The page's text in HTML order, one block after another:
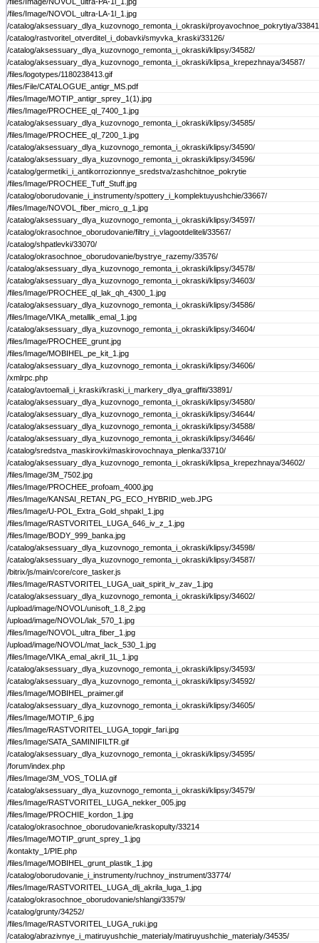
/files/Image/NOVOL_ultra-LA-1l_1.jpg
/catalog/aksessuary_dlya_kuzovnogo_remonta_i_okraski/proyavochnoe_pokrytiya/
/catalog/rastvoritel_otverditel_i_dobavki/smyvka_kraski/33126/
/catalog/aksessuary_dlya_kuzovnogo_remonta_i_okraski/klipsy/34582/
/catalog/aksessuary_dlya_kuzovnogo_remonta_i_okraski/klipsa_krepezhnaya/34587/
/files/logotypes/1180238413.gif
/files/File/CATALOGUE_antigr_MS.pdf
/files/Image/MOTIP_antigr_sprey_1(1).jpg
/files/Image/PROCHEE_ql_7400_1.jpg
/catalog/aksessuary_dlya_kuzovnogo_remonta_i_okraski/klipsy/34585/
/files/Image/PROCHEE_ql_7200_1.jpg
/catalog/aksessuary_dlya_kuzovnogo_remonta_i_okraski/klipsy/34590/
/catalog/aksessuary_dlya_kuzovnogo_remonta_i_okraski/klipsy/34596/
/catalog/germetiki_i_antikorrozionnye_sredstva/zashchitnoe_pokrytie
/files/Image/PROCHEE_Tuff_Stuff.jpg
/catalog/oborudovanie_i_instrumenty/spottery_i_komplektuyushchie/33667/
/files/Image/NOVOL_fiber_micro_g_1.jpg
/catalog/aksessuary_dlya_kuzovnogo_remonta_i_okraski/klipsy/34597/
/catalog/okrasochnoe_oborudovanie/filtry_i_vlagootdeliteli/33567/
/catalog/shpatlevki/33070/
/catalog/okrasochnoe_oborudovanie/bystrye_razemy/33576/
/catalog/aksessuary_dlya_kuzovnogo_remonta_i_okraski/klipsy/34578/
/catalog/aksessuary_dlya_kuzovnogo_remonta_i_okraski/klipsy/34603/
/files/Image/PROCHEE_ql_lak_qh_4300_1.jpg
/catalog/aksessuary_dlya_kuzovnogo_remonta_i_okraski/klipsy/34586/
/files/Image/VIKA_metallik_emal_1.jpg
/catalog/aksessuary_dlya_kuzovnogo_remonta_i_okraski/klipsy/34604/
/files/Image/PROCHEE_grunt.jpg
/files/Image/MOBIHEL_pe_kit_1.jpg
/catalog/aksessuary_dlya_kuzovnogo_remonta_i_okraski/klipsy/34606/
/xmlrpc.php
/catalog/avtoemali_i_kraski/kraski_i_markery_dlya_graffiti/33891/
/catalog/aksessuary_dlya_kuzovnogo_remonta_i_okraski/klipsy/34580/
/catalog/aksessuary_dlya_kuzovnogo_remonta_i_okraski/klipsy/34644/
/catalog/aksessuary_dlya_kuzovnogo_remonta_i_okraski/klipsy/34588/
/catalog/aksessuary_dlya_kuzovnogo_remonta_i_okraski/klipsy/34646/
/catalog/sredstva_maskirovki/maskirovochnaya_plenka/33710/
/catalog/aksessuary_dlya_kuzovnogo_remonta_i_okraski/klipsa_krepezhnaya/34602/
/files/Image/3M_7502.jpg
/files/Image/PROCHEE_profoam_4000.jpg
/files/Image/KANSAI_RETAN_PG_ECO_HYBRID_web.JPG
/files/Image/U-POL_Extra_Gold_shpakl_1.jpg
/files/Image/RASTVORITEL_LUGA_646_iv_z_1.jpg
/files/Image/BODY_999_banka.jpg
/catalog/aksessuary_dlya_kuzovnogo_remonta_i_okraski/klipsy/34598/
/catalog/aksessuary_dlya_kuzovnogo_remonta_i_okraski/klipsy/34587/
/bitrix/js/main/core/core_tasker.js
/files/Image/RASTVORITEL_LUGA_uait_spirit_iv_zav_1.jpg
/catalog/aksessuary_dlya_kuzovnogo_remonta_i_okraski/klipsy/34602/
/upload/image/NOVOL/unisoft_1.8_2.jpg
/upload/image/NOVOL/lak_570_1.jpg
/files/Image/NOVOL_ultra_fiber_1.jpg
/upload/image/NOVOL/mat_lack_530_1.jpg
/files/Image/VIKA_emal_akril_1L_1.jpg
/catalog/aksessuary_dlya_kuzovnogo_remonta_i_okraski/klipsy/34593/
/catalog/aksessuary_dlya_kuzovnogo_remonta_i_okraski/klipsy/34592/
/files/Image/MOBIHEL_praimer.gif
/catalog/aksessuary_dlya_kuzovnogo_remonta_i_okraski/klipsy/34605/
/files/Image/MOTIP_6.jpg
/files/Image/RASTVORITEL_LUGA_topgir_fari.jpg
/files/Image/SATA_SAMINIFILTR.gif
/catalog/aksessuary_dlya_kuzovnogo_remonta_i_okraski/klipsy/34595/
/forum/index.php
/files/Image/3M_VOS_TOLIA.gif
/catalog/aksessuary_dlya_kuzovnogo_remonta_i_okraski/klipsy/34579/
/files/Image/RASTVORITEL_LUGA_nekker_005.jpg
/files/Image/PROCHIE_kordon_1.jpg
/catalog/okrasochnoe_oborudovanie/kraskopulty/33214
/files/Image/MOTIP_grunt_sprey_1.jpg
/kontakty_1/PIE.php
/files/Image/MOBIHEL_grunt_plastik_1.jpg
/catalog/oborudovanie_i_instrumenty/ruchnoy_instrument/33774/
/files/Image/RASTVORITEL_LUGA_dlj_akrila_luga_1.jpg
/catalog/okrasochnoe_oborudovanie/shlangi/33579/
/catalog/grunty/34252/
/files/Image/RASTVORITEL_LUGA_ruki.jpg
/catalog/abrazivnye_i_matiruyushchie_materialy/matiruyushchie_materialy/34535/